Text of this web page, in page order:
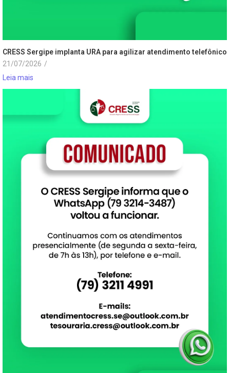
CRESS Sergipe implanta URA para agilizar atendimento telefônico
21/07/2026 /
Leia mais